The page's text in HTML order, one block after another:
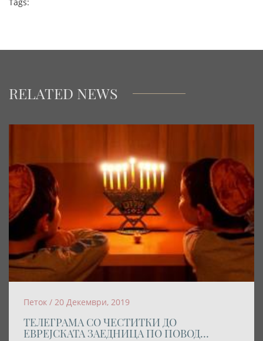
RELATED NEWS
Петок / 20 Декември, 2019
ТЕЛЕГРАМА СО ЧЕСТИТКИ ДО
ЕВРЕЈСКАТА ЗАЕДНИЦА ПО ПОВОД